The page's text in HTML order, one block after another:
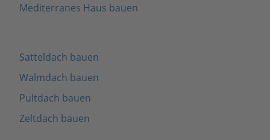
Mediterranes Haus bauen
Satteldach bauen
Walmdach bauen
Pultdach bauen
Zeltdach bauen